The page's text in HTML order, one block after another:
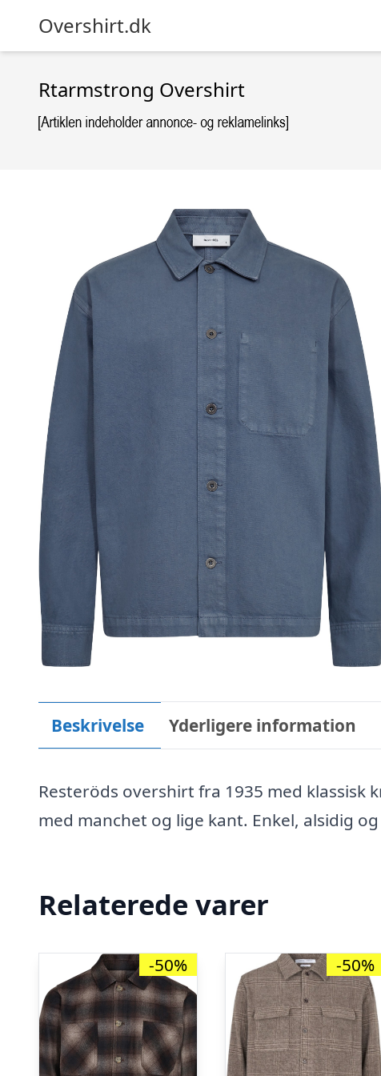
Overshirt.dk
Rtarmstrong Overshirt
Beskrivelse Yderligere information
Resteröds overshirt fra 1935 med
med manchet og lige kant. Enkel, alsidig
Relaterede varer
-50% -50%